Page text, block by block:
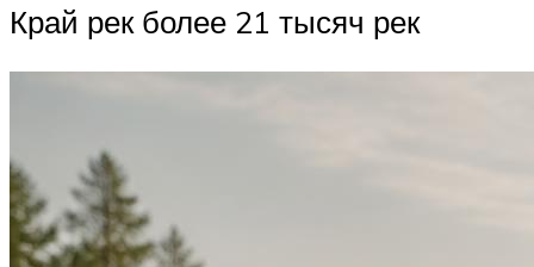
Край рек более 21 тысяч рек